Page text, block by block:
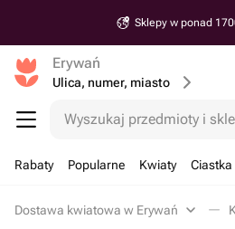
Sklepy w ponad
Erywań
Ulica, numer, miasto
Wyszukaj przedmioty i
Rabaty Popularne Kwiaty Ciastka
Dostawa kwiatowa w Erywań